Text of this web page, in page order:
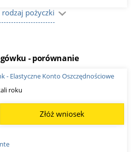
pożyczki
- porównanie
- Elastyczne Konto Oszczędnościowe
roku
Złóż wniosek